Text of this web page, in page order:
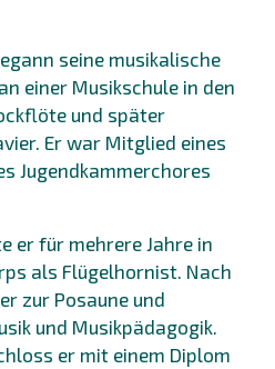
seine musikalische
einer Musikschule in den
und später
Er war Mitglied eines
Jugendkammerchores
er für mehrere Jahre in
als Flügelhornist. Nach
zur Posaune und
und Musikpädagogik.
er mit einem Diplom